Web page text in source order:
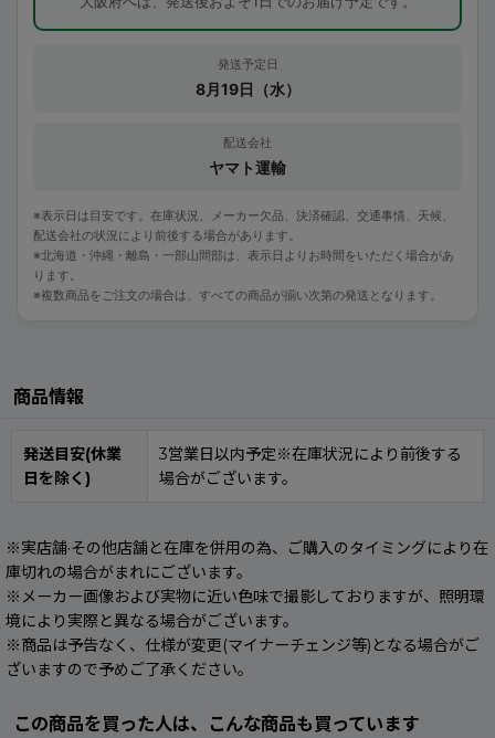
発送予定日
8月19日（水）
配送会社
ヤマト運輸
※表示日は目安です。在庫状況、メーカー欠品、決済確認、交通事情、天候、
配送会社の状況により前後する場合があります。
※北海道・沖縄・離島・一部山間部は、表示日よりお時間をいただく場合があ
ります。
※複数商品をご注文の場合は、すべての商品が揃い次第の発送となります。
商品情報
発送目安(休業
日を除く)
3営業日以内予定※在庫状況により前後する
場合がございます。
※実店舗·その他店舗と在庫を併用の為、ご購入のタイミングにより在
庫切れの場合がまれにございます。
※メーカー画像および実物に近い色味で撮影しておりますが、照明環
境により実際と異なる場合がございます。
※商品は予告なく、仕様が変更(マイナーチェンジ等)となる場合がご
ざいますので予めご了承ください。
この商品を買った人は、こんな商品も買っています